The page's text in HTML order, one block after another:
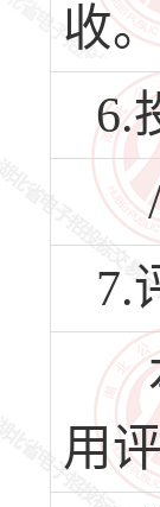
收
6.
/
7.
用